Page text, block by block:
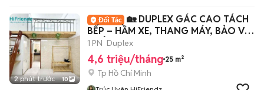
2 phút trước 10
🏡 DUPLEX GÁC CAO TÁCH
BẾP – HẦM XE, THANG MÁY, BẢO VỆ
– GẦN VHU & BKU
1 PN Duplex
4,6 triệu/tháng 25 m²
Tp Hồ Chí Minh